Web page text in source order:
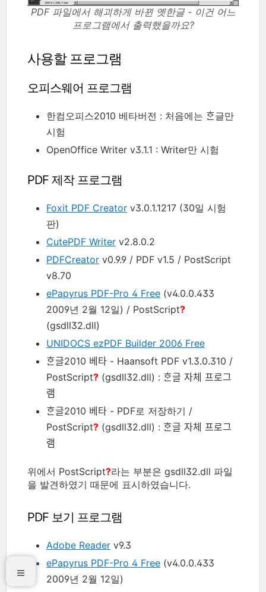
PDF 파일에서 해괴하게 바뀐 옛한글 - 이건 어느
프로그램에서 출력했을까요?
사용할 프로그램
오피스웨어 프로그램
한컴오피스2010 베타버전 : 처음에는 ᄒᆞᆫ글만
시험
OpenOffice Writer v3.1.1 : Writer만 시험
PDF 제작 프로그램
Foxit PDF Creator v3.0.1.1217 (30일 시험
판)
CutePDF Writer v2.8.0.2
PDFCreator v0.9.9 / PDF v1.5 / PostScript
v8.70
ePapyrus PDF-Pro 4 Free (v4.0.0.433
2009년 2월 12일) / PostScript?
(gsdll32.dll)
UNIDOCS ezPDF Builder 2006 Free
ᄒᆞᆫ글2010 베타 - Haansoft PDF v1.3.0.310 /
PostScript? (gsdll32.dll) : ᄒᆞᆫ글 자체 프로그
램
ᄒᆞᆫ글2010 베타 - PDF로 저장하기 /
PostScript? (gsdll32.dll) : ᄒᆞᆫ글 자체 프로그
램
위에서 PostScript?라는 부분은 gsdll32.dll 파일
을 발견하였기 때문에 표시하였습니다.
PDF 보기 프로그램
Adobe Reader v9.3
ePapyrus PDF-Pro 4 Free (v4.0.0.433
2009년 2월 12일)